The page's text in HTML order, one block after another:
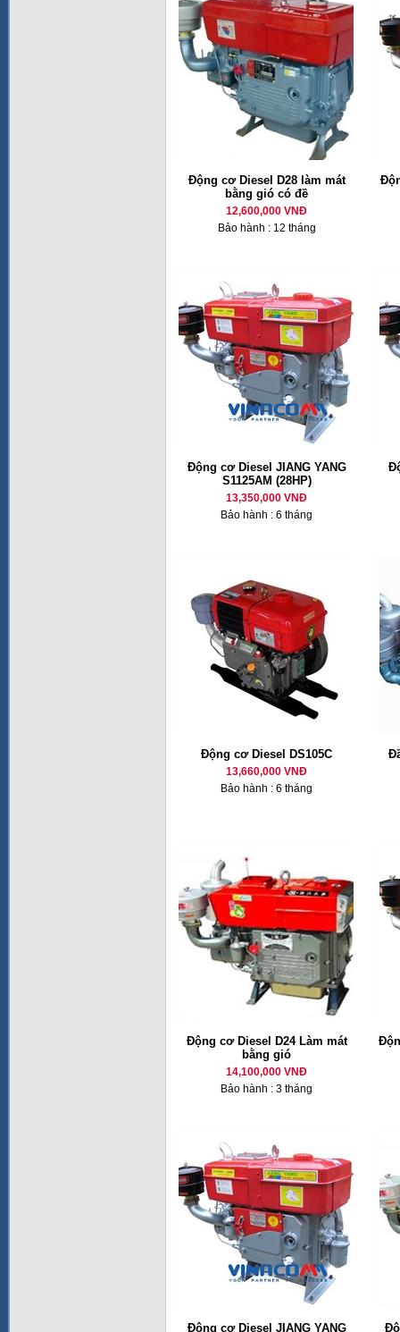
Động cơ Diesel D28 làm mát
bằng gió có đề
12,600,000 VNĐ
Bảo hành : 12 tháng
Động cơ Diesel JIANG YANG
S1125AM (28HP)
13,350,000 VNĐ
Bảo hành : 6 tháng
Động cơ Diesel DS105C
13,660,000 VNĐ
Bảo hành : 6 tháng
Động cơ Diesel D24 Làm mát
bằng gió
14,100,000 VNĐ
Bảo hành : 3 tháng
Động cơ Diesel JIANG YANG